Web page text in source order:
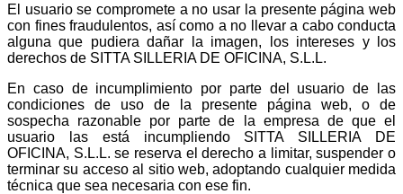
El usuario se compromete a no usar la presente página web
con fines fraudulentos, así como a no llevar a cabo conducta
alguna que pudiera dañar la imagen, los intereses y los
derechos de SITTA SILLERIA DE OFICINA, S.L.L.
En caso de incumplimiento por parte del usuario de las
condiciones de uso de la presente página web, o de
sospecha razonable por parte de la empresa de que el
usuario las está incumpliendo SITTA SILLERIA DE
OFICINA, S.L.L. se reserva el derecho a limitar, suspender o
terminar su acceso al sitio web, adoptando cualquier medida
técnica que sea necesaria con ese fin.